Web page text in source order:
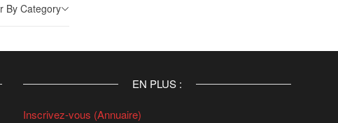
By Category
EN PLUS :
Inscrivez-vous (Annuaire)